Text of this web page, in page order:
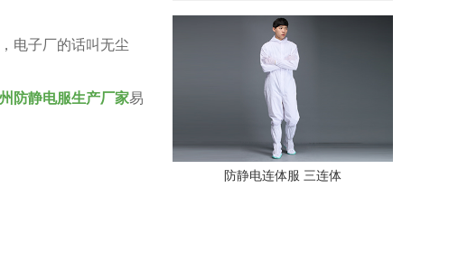
电子厂的话叫无尘
防静电服生产厂家易
防静电连体服 三连体